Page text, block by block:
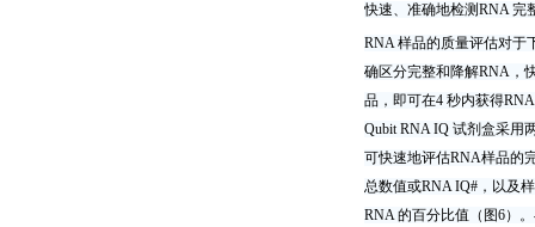
快速、准确地检测RNA 完
RNA 样品的质量评估对于
确区分完整和降解RNA，
品，即可在4 秒内获得
Qubit RNA IQ 试剂盒采
可快速地评估RNA样品的
总数值或RNA IQ#，以及
RNA 的百分比值（图6）